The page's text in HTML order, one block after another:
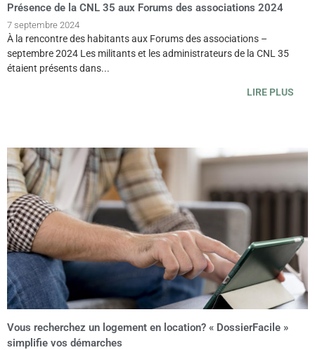
Présence de la CNL 35 aux Forums des associations 2024
7 septembre 2024
À la rencontre des habitants aux Forums des associations –
septembre 2024 Les militants et les administrateurs de la CNL 35
étaient présents dans...
LIRE PLUS
Vous recherchez un logement en location? « DossierFacile »
simplifie vos démarches